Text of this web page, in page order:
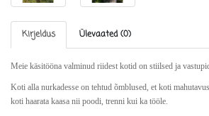
Kirjeldus Ülevaated (0)
Meie käsitööna valminud riidest kotid on stiilsed ja
Koti alla nurkadesse on tehtud õmblused, et koti
koti haarata kaasa nii poodi, trenni kui ka tööle.